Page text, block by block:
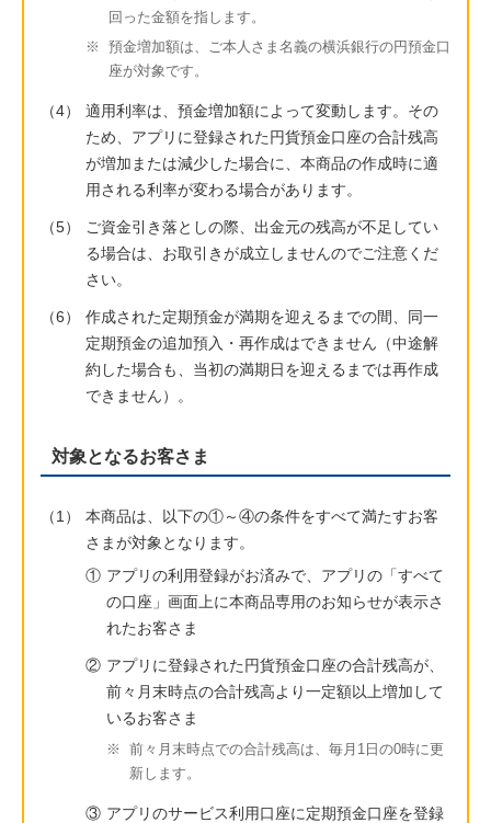
回った金額を指します。
※
預金増加額は、ご本人さま名義の横浜銀行の円預金口
座が対象です。
（4）
適用利率は、預金増加額によって変動します。その
ため、アプリに登録された円貨預金口座の合計残高
が増加または減少した場合に、本商品の作成時に適
用される利率が変わる場合があります。
（5）
ご資金引き落としの際、出金元の残高が不足してい
る場合は、お取引きが成立しませんのでご注意くだ
さい。
（6）
作成された定期預金が満期を迎えるまでの間、同一
定期預金の追加預入・再作成はできません（中途解
約した場合も、当初の満期日を迎えるまでは再作成
できません）。
対象となるお客さま
（1）
本商品は、以下の①～④の条件をすべて満たすお客
さまが対象となります。
① アプリの利用登録がお済みで、アプリの「すべて
の口座」画面上に本商品専用のお知らせが表示さ
れたお客さま
② アプリに登録された円貨預金口座の合計残高が、
前々月末時点の合計残高より一定額以上増加して
いるお客さま
※
前々月末時点での合計残高は、毎月1日の0時に更
新します。
③ アプリのサービス利用口座に定期預金口座を登録